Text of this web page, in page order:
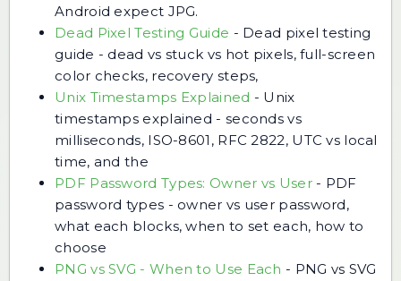
Android expect JPG.
Dead Pixel Testing Guide - Dead pixel testing
guide - dead vs stuck vs hot pixels, full-screen
color checks, recovery steps,
Unix Timestamps Explained - Unix
timestamps explained - seconds vs
milliseconds, ISO-8601, RFC 2822, UTC vs local
time, and the
PDF Password Types: Owner vs User- PDF
password types - owner vs user password,
what each blocks, when to set each, how to
choose
PNG vs SVG - When to Use Each - PNG vs SVG